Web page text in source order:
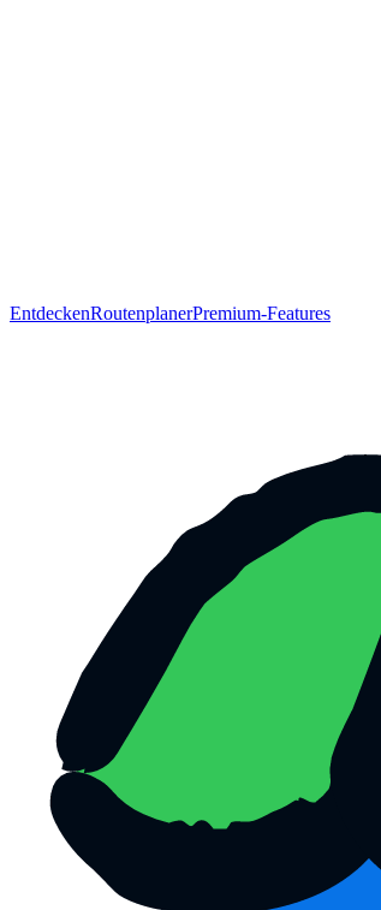
EntdeckenRoutenplanerPremium-Features